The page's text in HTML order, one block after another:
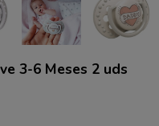
3-6 Meses 2 uds